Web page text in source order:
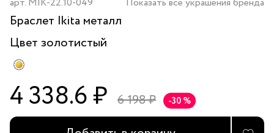
Браслет Ikita металл
Цвет золотистый
4 338.6 ₽ 6 198 ₽ -30 %